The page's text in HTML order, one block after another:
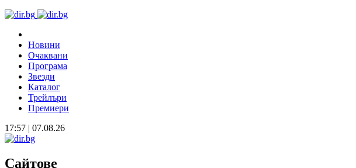
Новини
Очаквани
Програма
Звезди
Каталог
Трейлъри
Премиери
17:57 | 07.08.26
Сайтове